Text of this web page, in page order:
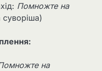
Помножте на
на